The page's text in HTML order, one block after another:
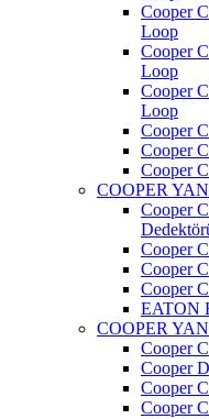
Cooper
Loop
Cooper
Loop
Cooper
Loop
Cooper
Cooper
Cooper
COOPER
Cooper
Cooper
Cooper
Cooper
EATON
COOPER
Cooper
Cooper
Cooper
Cooper